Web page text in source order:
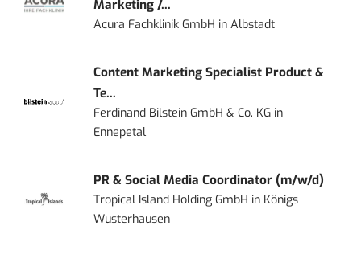
Marketing /...
Acura Fachklinik GmbH inAlbstadt
Content Marketing Specialist Product &
Te...
Ferdinand Bilstein GmbH & Co. KG in
Ennepetal
PR & Social Media Coordinator (m/w/d)
Tropical Island Holding GmbH in Königs
Wusterhausen